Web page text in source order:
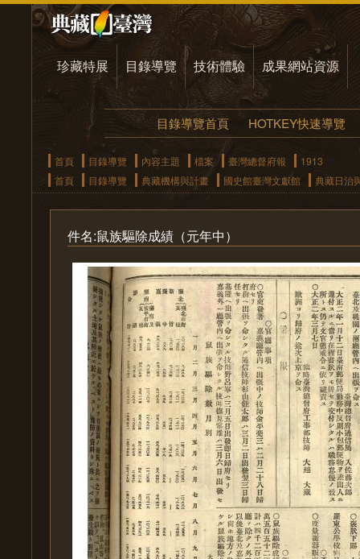
珍藏特展 目錄導覽 技術體驗 成果網站資源
目錄導覽首頁 HOTKEY快速導覽
首頁 目錄導覽 內容主題 檔案 臺灣總督府報
1913
首頁
目錄導覽 典藏機構與計畫 國史館臺灣文獻館 典藏日治
件名:鼠族驅除成績（元年中）